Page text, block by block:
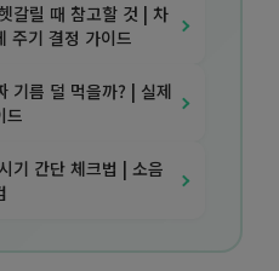
갈릴 때 참고할 것 | 차
주기 결정 가이드
기름 덜 먹을까? | 실제
드
기 간단 체크법 | 소음